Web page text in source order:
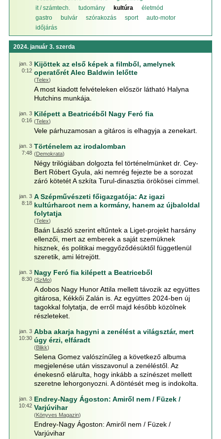
it / számtech.
tudomány kultúra
életmód
gastro
bulvár szórakozás sport
auto-motor
időjárás
2024. január 3. szerda
jan. 3
0:12
Kijöttek az első képek a filmből, amelynek
operatőrét Alec Baldwin lelőtte
(Telex)
A most kiadott felvételeken először látható Halyna
Hutchins munkája.
jan. 3
0:16
Kilépett a Beatricéből Nagy Feró fia
(Telex)
Vele párhuzamosan a gitáros is elhagyja a zenekart.
jan. 3
7:48
Történelem az irodalomban
(Demokrata)
Négy trilógiában dolgozta fel történelmünket dr. Cey-
Bert Róbert Gyula, aki nemrég fejezte be a sorozat
záró kötetét A szkíta Turul-dinasztia örökösei címmel.
jan. 3
8:18
A Szépművészeti főigazgatója: Az igazi
kultúrharcot nem a kormány, hanem az újbaloldal
folytatja
(Telex)
Baán László szerint eltűntek a Liget-projekt harsány
ellenzői, mert az emberek a saját szemüknek
hisznek, és politikai meggyőződésüktől függetlenül
szeretik, ami létrejött.
jan. 3
8:30
Nagy Feró fia kilépett a Beatriceből
(SzMo)
A dobos Nagy Hunor Attila mellett távozik az együttes
gitárosa, Kékkői Zalán is. Az együttes 2024-ben új
tagokkal folytatja, de erről majd később közölnek
részleteket.
jan. 3
10:30
Abba akarja hagyni a zenélést a világsztár, mert
úgy érzi, elfáradt
(Blikk)
Selena Gomez valószínűleg a következő albuma
megjelenése után visszavonul a zenéléstől. Az
énekesnő elárulta, hogy inkább a színészet mellett
szeretne lehorgonyozni. A döntését meg is indokolta.
jan. 3
10:42
Endrey-Nagy Ágoston: Amiről nem / Füzek /
Varjúvihar
(Könyves Magazin)
Endrey-Nagy Ágoston: Amiről nem / Füzek /
Varjúvihar